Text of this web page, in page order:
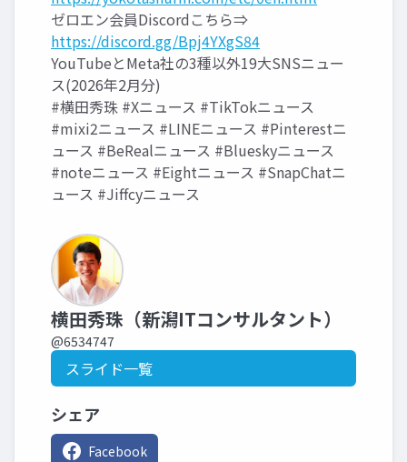
ゼロエン会員Discordこちら⇒
https://discord.gg/Bpj4YXgS84
YouTubeとMeta社の3種以外19大SNSニュー
ス(2026年2月分)
#横田秀珠 #Xニュース #TikTokニュース
#mixi2ニュース #LINEニュース #Pinterestニ
ュース #BeRealニュース #Blueskyニュース
#noteニュース #Eightニュース #SnapChatニ
ュース #Jiffcyニュース
横田秀珠（新潟ITコンサルタント）
@6534747
スライド一覧
シェア
Facebook